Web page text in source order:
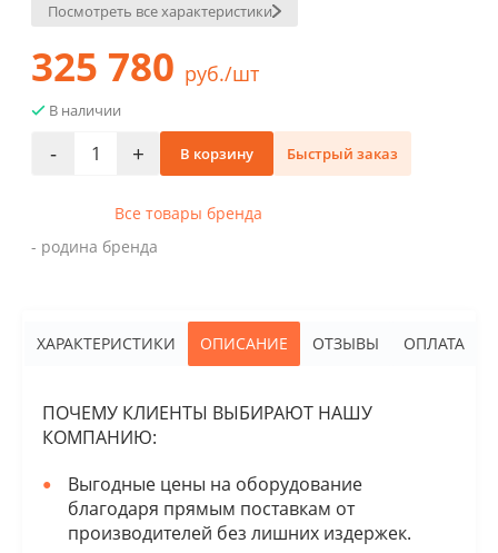
Посмотреть все характеристики
325 780 руб./шт
В наличии
- + В корзину Быстрый заказ
Все товары бренда
- родина бренда
ХАРАКТЕРИСТИКИ ОПИСАНИЕ ОТЗЫВЫ ОПЛАТА
ПОЧЕМУ КЛИЕНТЫ ВЫБИРАЮТ НАШУ
КОМПАНИЮ:
Выгодные цены на оборудование
благодаря прямым поставкам от
производителей без лишних издержек.